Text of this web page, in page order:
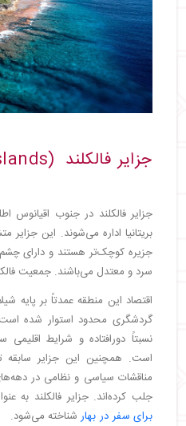
جزایر فالکلند (Falkland Islands)
جزایر فالکلند در جنوب اقیانوس
بریتانیا اداره می‌شوند. این
جزیره کوچک‌تر هستند و دارای
سرد و معتدل می‌باشند. جمعیت فالکلند حدود
اقتصاد این منطقه عمدتاً بر پایه
گردشگری محدود استوار شده
نسبتاً دورافتاده و شرایط
است. همچنین این جزایر سابقه
مناقشات سیاسی و نظامی در
جلب کرده‌اند. جزایر فالکلند به
برای سفر در بهار شناخته می‌شود.